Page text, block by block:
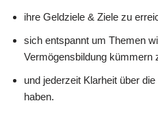
ihre Geldziele & Ziele zu
sich entspannt um Themen
Vermögensbildung kümmern
und jederzeit Klarheit über
haben.